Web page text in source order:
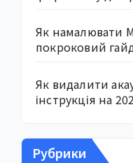
Як намалювати
покроковий
Як видалити
інструкція на
Рубрики